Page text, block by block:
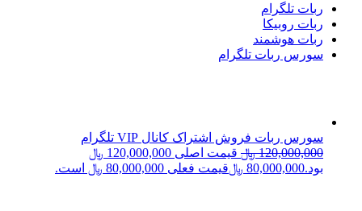
ربات تلگرام
ربات روبیکا
ربات هوشمند
سورس ربات تلگرام
سورس ربات فروش اشتراک کانال VIP تلگرام
120,000,000 ﷼
قیمت اصلی 120,000,000 ﷼
بود.80,000,000 ﷼قیمت فعلی 80,000,000 ﷼ است.